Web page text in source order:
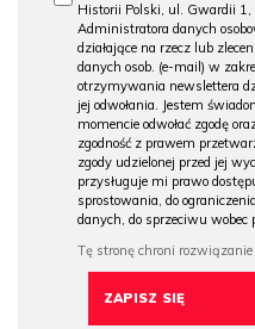
Historii Polski, ul. Gwardii
Administratora danych
działające na rzecz lub
danych osob. (e-mail) w
otrzymywania newslettera
jej odwołania. Jestem
momencie odwołać zgodę
zgodność z prawem
zgody udzielonej przed jej
przysługuje mi prawo
sprostowania, do
danych, do sprzeciwu wobec